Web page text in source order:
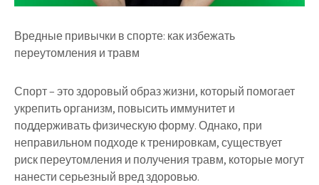
Вредные привычки в спорте: как избежать
переутомления и травм
Спорт – это здоровый образ жизни, который помогает
укрепить организм, повысить иммунитет и
поддерживать физическую форму. Однако, при
неправильном подходе к тренировкам, существует
риск переутомления и получения травм, которые могут
нанести серьезный вред здоровью.